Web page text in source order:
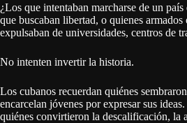
¿Los que intentaban marcharse de un
que buscaban libertad, o quienes
expulsaban de universidades, centros de
No intenten invertir la historia.
Los cubanos recuerdan quiénes
encarcelan jóvenes por expresar sus
quiénes convirtieron la descalificación, la